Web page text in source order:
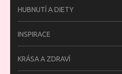
HUBNUTÍ A DIETY
INSPIRACE
KRÁSA A ZDRAVÍ